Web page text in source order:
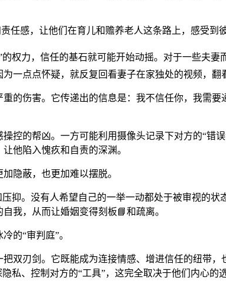
任感，让他们在育儿和赡养老人这条路上，感受到彼
权力，信任的基石就可能开始动摇。对于一些夫
一点点怀疑，就反复回看妻子在家独处的视频，翻
的伤害。它传递出的信息是：我不信任你，我需
控的帮凶。一方可能利用摄像头记录下对方的“
他陷入愧疚和自责的深渊。
隐蔽，也更加难以摆脱。
抑。没有人希望自己的一举一动都处于被审视的
我，从而让婚姻变得刻板📘和疏离。
的“审判庭”。
双刃剑。它既能成为连接情感、增进信任的纽带
私、控制对方的“工具”，这完全取决于他们内心的